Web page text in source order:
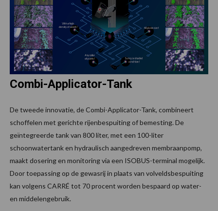
Combi-Applicator-Tank
De tweede innovatie, de Combi-Applicator-Tank, combineert
schoffelen met gerichte rijenbespuiting of bemesting. De
geïntegreerde tank van 800 liter, met een 100-liter
schoonwatertank en hydraulisch aangedreven membraanpomp,
maakt dosering en monitoring via een ISOBUS-terminal mogelijk.
Door toepassing op de gewasrij in plaats van volveldsbespuiting
kan volgens CARRÉ tot 70 procent worden bespaard op water-
en middelengebruik.